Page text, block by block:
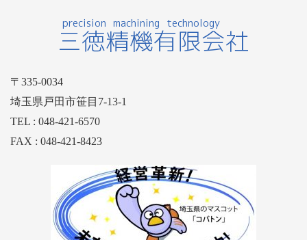
〒335-0034
埼玉県戸田市笹目7-13-1
TEL : 048-421-6570
FAX : 048-421-8423